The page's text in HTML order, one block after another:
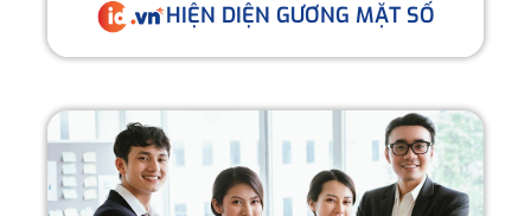
HIỆN DIỆN GƯƠNG MẶT SỐ